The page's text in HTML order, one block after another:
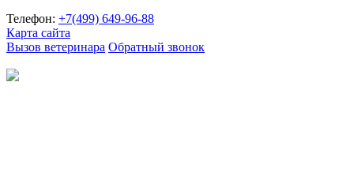
Телефон: +7(499) 649-96-88
Карта сайта
Вызов ветеринара Обратный звонок